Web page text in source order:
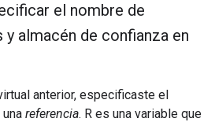
el nombre de
y almacén de confianza en
anterior, especificaste el
referencia. R es una variable que